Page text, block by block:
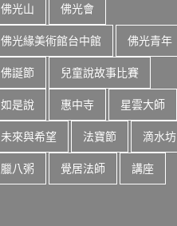
佛光山 佛光會
佛光緣美術館台中館 佛光青年
佛誕節 兒童說故事比賽
如是說 惠中寺 星雲大師
未來與希望 法寶節 滴水坊
臘八粥 覺居法師 講座